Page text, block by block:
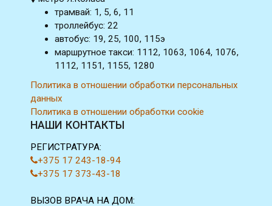
трамвай: 1, 5, 6, 11
троллейбус: 22
автобус: 19, 25, 100, 115э
маршрутное такси: 1112, 1063, 1064, 1076,
1112, 1151, 1155, 1280
Политика в отношении обработки персональных
данных
Политика в отношении обработки cookie
НАШИ КОНТАКТЫ
РЕГИСТРАТУРА:
+375 17 243-18-94
+375 17 373-43-18
ВЫЗОВ ВРАЧА НА ДОМ: